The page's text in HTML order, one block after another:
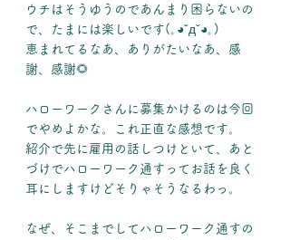
ウチはそうゆうのであんまり困らないの
で、たまには楽しいです(｡◕ˇдˇ​◕｡)
恵まれてるなあ、ありがたいなあ、感
謝、感謝🌻
ハローワークさんに募集かけるのは今回
でやめよかな。これ正直な感想です。
紹介で先に雇用の話しつけといて、あと
づけでハローワーク通すってお話を良く
耳にしますけどそりゃそうなるわっ。
なぜ、そこまでしてハローワーク通すの